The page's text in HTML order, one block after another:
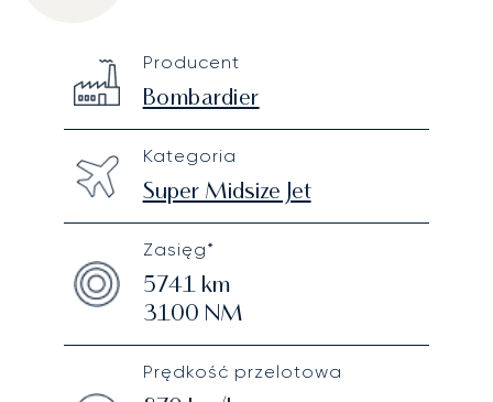
Technical specifications
Producent
Bombardier
Kategoria
Super Midsize Jet
Zasięg*
5741km
3100 NM
Prędkość przelotowa